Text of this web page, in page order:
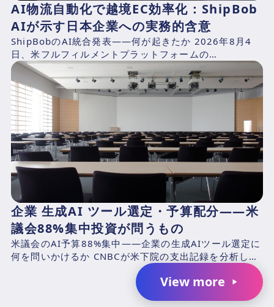
AI物流自動化で越境EC効率化：ShipBob
AIが示す日本企業への実務的含意
ShipBobのAI統合発表——何が起きたか 2026年8月4
日、米フルフィルメントプラットフォームの
ShipBob（本社：シカゴ、2014年創業、CEO：Dh...
企業 生成AI ツール選定・予算配分——米
議会88%集中投資が問うもの
米議会のAI予算88%集中——企業の生成AIツール選定に
何を問いかけるか CNBCが米下院の支出記録を分析した
結果、2025年4月1日〜2026年3月31日の期...
View more